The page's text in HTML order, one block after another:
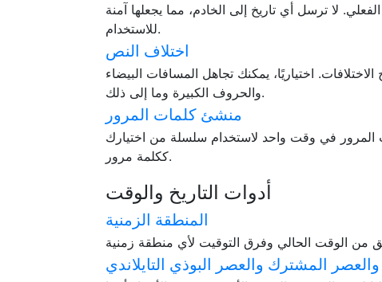
لا ترسل أي تاريخ إلى الخادم، مما يجعلها آمنة
للاستخدام.
اختلاف النص
اختياريًا، يمكنك تجاهل المسافات البيضاء
والحروف الكبيرة وما إلى ذلك.
منشئ كلمات المرور
المرور في وقت واحد لاستخدام سلسلة من اختيارك
ككلمة مرور.
أدوات التاريخ والوقت
المنطقة الزمنية
المشترك والعصر البوذي التايلاندي